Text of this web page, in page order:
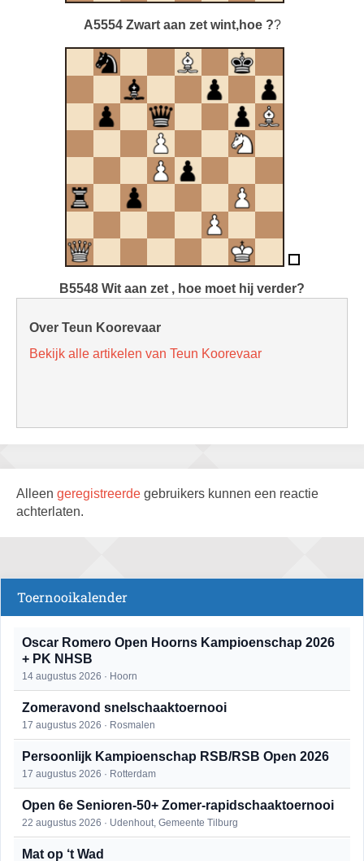
A5554 Zwart aan zet wint,hoe ??
B5548 Wit aan zet , hoe moet hij verder?
Over Teun Koorevaar
Bekijk alle artikelen van Teun Koorevaar
Alleen geregistreerde gebruikers kunnen een reactie
achterlaten.
Toernooikalender
Oscar Romero Open Hoorns Kampioenschap 2026
+ PK NHSB
14 augustus 2026 · Hoorn
Zomeravond snelschaaktoernooi
17 augustus 2026 · Rosmalen
Persoonlijk Kampioenschap RSB/RSB Open 2026
17 augustus 2026 · Rotterdam
Open 6e Senioren-50+ Zomer-rapidschaaktoernooi
22 augustus 2026 · Udenhout, Gemeente Tilburg
Mat op ‘t Wad